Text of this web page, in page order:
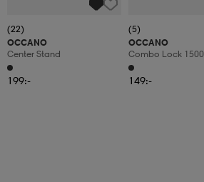
(22)
OCCANO
Center Stand
199:-
(5)
OCCANO
Combo Lock 1500
149:-